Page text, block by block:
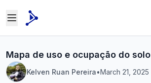
Mapa de uso e ocupação do solo
Kelven Ruan Pereira•March 21, 2025